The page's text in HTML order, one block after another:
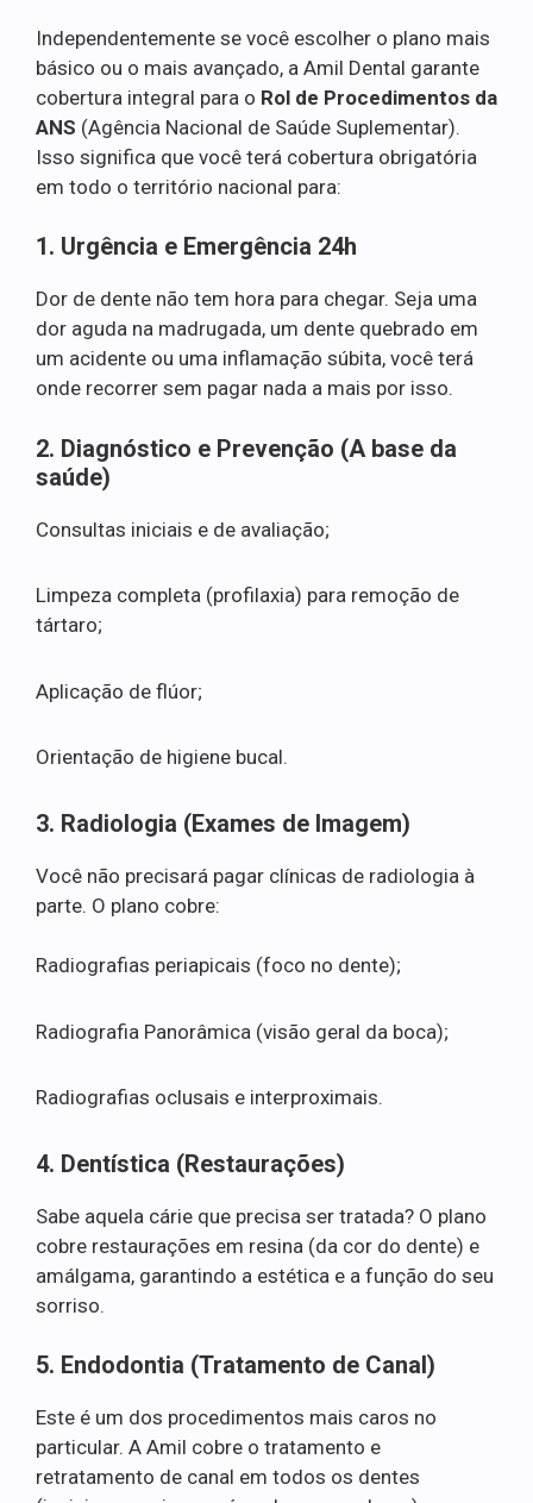
Independentemente se você escolher o plano mais
básico ou o mais avançado, a Amil Dental garante
cobertura integral para o Rol de Procedimentos da
ANS (Agência Nacional de Saúde Suplementar).
Isso significa que você terá cobertura obrigatória
em todo o território nacional para:
1. Urgência e Emergência 24h
Dor de dente não tem hora para chegar. Seja uma
dor aguda na madrugada, um dente quebrado em
um acidente ou uma inflamação súbita, você terá
onde recorrer sem pagar nada a mais por isso.
2. Diagnóstico e Prevenção (A base da
saúde)
Consultas iniciais e de avaliação;
Limpeza completa (profilaxia) para remoção de
tártaro;
Aplicação de flúor;
Orientação de higiene bucal.
3. Radiologia (Exames de Imagem)
Você não precisará pagar clínicas de radiologia à
parte. O plano cobre:
Radiografias periapicais (foco no dente);
Radiografia Panorâmica (visão geral da boca);
Radiografias oclusais e interproximais.
4. Dentística (Restaurações)
Sabe aquela cárie que precisa ser tratada? O plano
cobre restaurações em resina (da cor do dente) e
amálgama, garantindo a estética e a função do seu
sorriso.
5. Endodontia (Tratamento de Canal)
Este é um dos procedimentos mais caros no
particular. A Amil cobre o tratamento e
retratamento de canal em todos os dentes